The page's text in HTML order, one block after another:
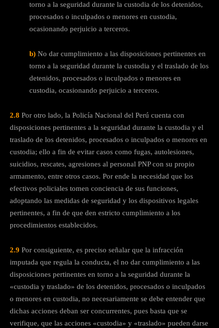
torno a la seguridad durante la custodia de los detenidos,
procesados o inculpados o menores en custodia,
ocasionando perjuicio a terceros.
b) No dar cumplimiento a las disposiciones pertinentes en
torno a la seguridad durante la custodia y el traslado de los
detenidos, procesados o inculpados o menores en
custodia, ocasionando perjuicio a terceros.
2.8 Por otro lado, la Policía Nacional del Perú cuenta con
disposiciones pertinentes a la seguridad durante la custodia y el
traslado de los detenidos, procesados o inculpados o menores en
custodia; ello a fin de evitar casos como fugas, autolesiones,
suicidios, rescates, agresiones al personal PNP con su propio
armamento, entre otros casos. Por ende la necesidad que los
efectivos policiales tomen conciencia de sus funciones,
adoptando las medidas de seguridad y los dispositivos legales
pertinentes, a fin de que den estricto cumplimiento a los
procedimientos establecidos.
2.9 Por consiguiente, es preciso señalar que la infracción
imputada que regula la conducta, el no dar cumplimiento a las
disposiciones pertinentes en torno a la seguridad durante la
«custodia y traslado» de los detenidos, procesados o inculpados
o menores en custodia, no necesariamente se debe entender que
dichas acciones deban ser concurrentes, pues basta que se
verifique, que las acciones «custodia» y «traslado» pueden darse